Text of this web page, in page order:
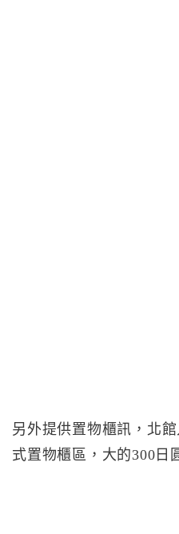
另外提供置物櫃訊，北
式置物櫃區，大的300日